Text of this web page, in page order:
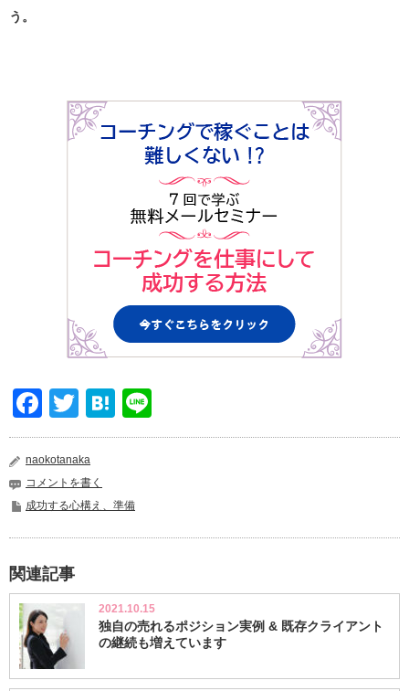
う。
Facebook
TwitterHatena
naokotanaka
コメントを書く
成功する心構え、準備
関連記事
2021.10.15
独自の売れるポジション実例 & 既存クライアント
の継続も増えています